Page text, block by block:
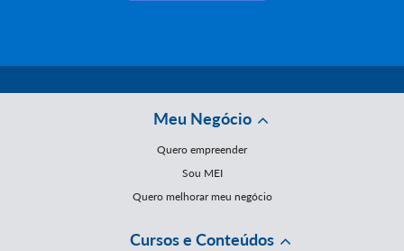
Meu Negócio
Quero empreender
Sou MEI
Quero melhorar meu negócio
Cursos e Conteúdos